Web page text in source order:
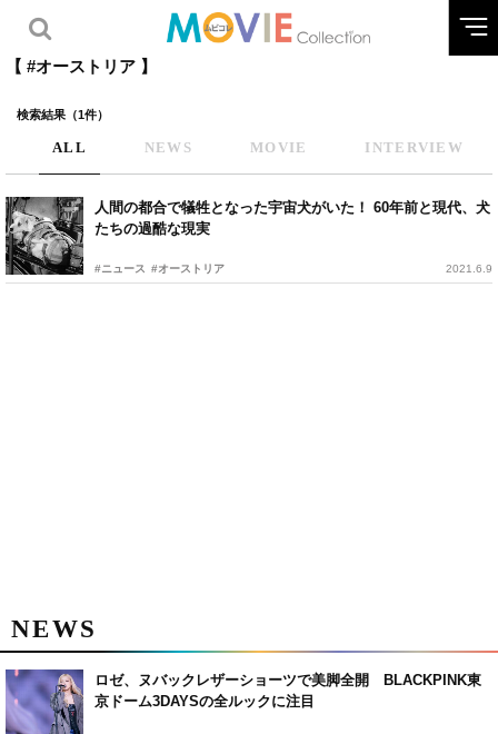
【 #オーストリア 】
検索結果（1件）
ALL NEWS MOVIE INTERVIEW
人間の都合で犠牲となった宇宙犬がいた！ 60年前と現代、犬
たちの過酷な現実
#ニュース #オーストリア 2021.6.9
NEWS
ロゼ、ヌバックレザーショーツで美脚全開 BLACKPINK東
京ドーム3DAYSの全ルックに注目